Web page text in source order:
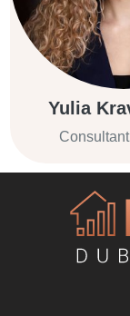
Yulia